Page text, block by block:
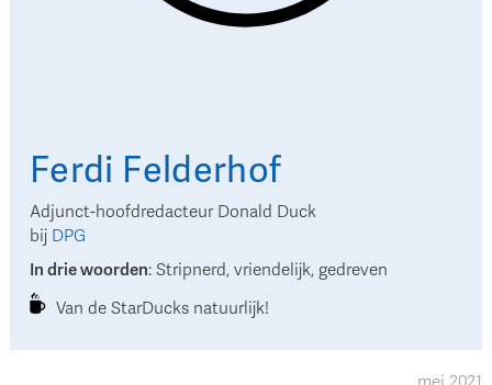
Ferdi Felderhof
Adjunct-hoofdredacteur Donald Duck
bij DPG
In drie woorden: Stripnerd, vriendelijk, gedreven
Van de StarDucks natuurlijk!